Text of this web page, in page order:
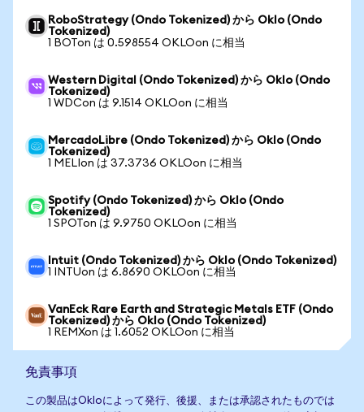
RoboStrategy (Ondo Tokenized) から Oklo (Ondo
Tokenized)
1 BOTon は 0.598554 OKLOon に相当
Western Digital (Ondo Tokenized) から Oklo (Ondo
Tokenized)
1 WDCon は 9.1514 OKLOon に相当
MercadoLibre (Ondo Tokenized) から Oklo (Ondo
Tokenized)
1 MELIon は 37.3736 OKLOon に相当
Spotify (Ondo Tokenized) から Oklo (Ondo
Tokenized)
1 SPOTon は 9.9750 OKLOon に相当
Intuit (Ondo Tokenized) から Oklo (Ondo Tokenized)
1 INTUon は 6.8690 OKLOon に相当
VanEck Rare Earth and Strategic Metals ETF (Ondo
Tokenized) から Oklo (Ondo Tokenized)
1 REMXon は 1.6052 OKLOon に相当
免責事項
この製品はOkloによって発行、後援、または承認されたものでは